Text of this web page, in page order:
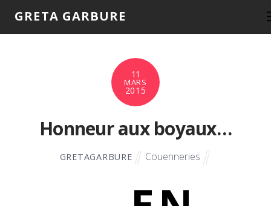
GRETA GARBURE
11
MARS
2015
Honneur aux boyaux…
GRETAGARBURE Couenneries